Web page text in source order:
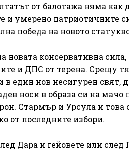
от балотажа няма как
и умерено патриотичните
победа на новото
консервативна сила,
и ДПС от терена. Срещу
един нов несигурен свят,
носи в образа си на мачо
Стармър и Урсула и това
от последните избори.
Дара и гейовете или след